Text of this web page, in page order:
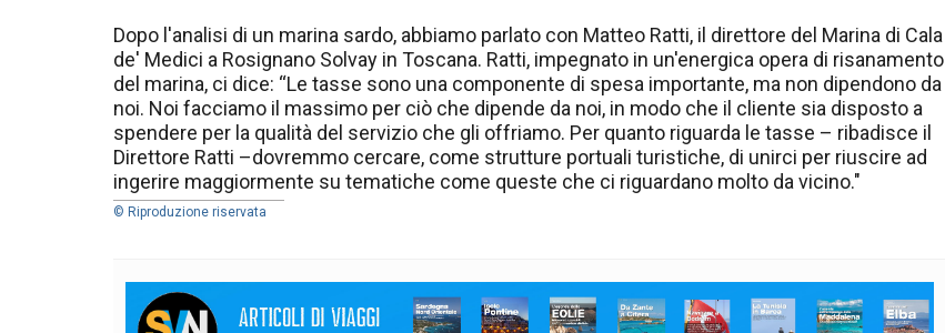
Dopo l'analisi di un marina sardo, abbiamo parlato con Matteo Ratti, il direttore del Marina di Cala
de' Medici a Rosignano Solvay in Toscana. Ratti, impegnato in un'energica opera di risanamento
del marina, ci dice: “Le tasse sono una componente di spesa importante, ma non dipendono da
noi. Noi facciamo il massimo per ciò che dipende da noi, in modo che il cliente sia disposto a
spendere per la qualità del servizio che gli offriamo. Per quanto riguarda le tasse – ribadisce il
Direttore Ratti –dovremmo cercare, come strutture portuali turistiche, di unirci per riuscire ad
ingerire maggiormente su tematiche come queste che ci riguardano molto da vicino."
© Riproduzione riservata